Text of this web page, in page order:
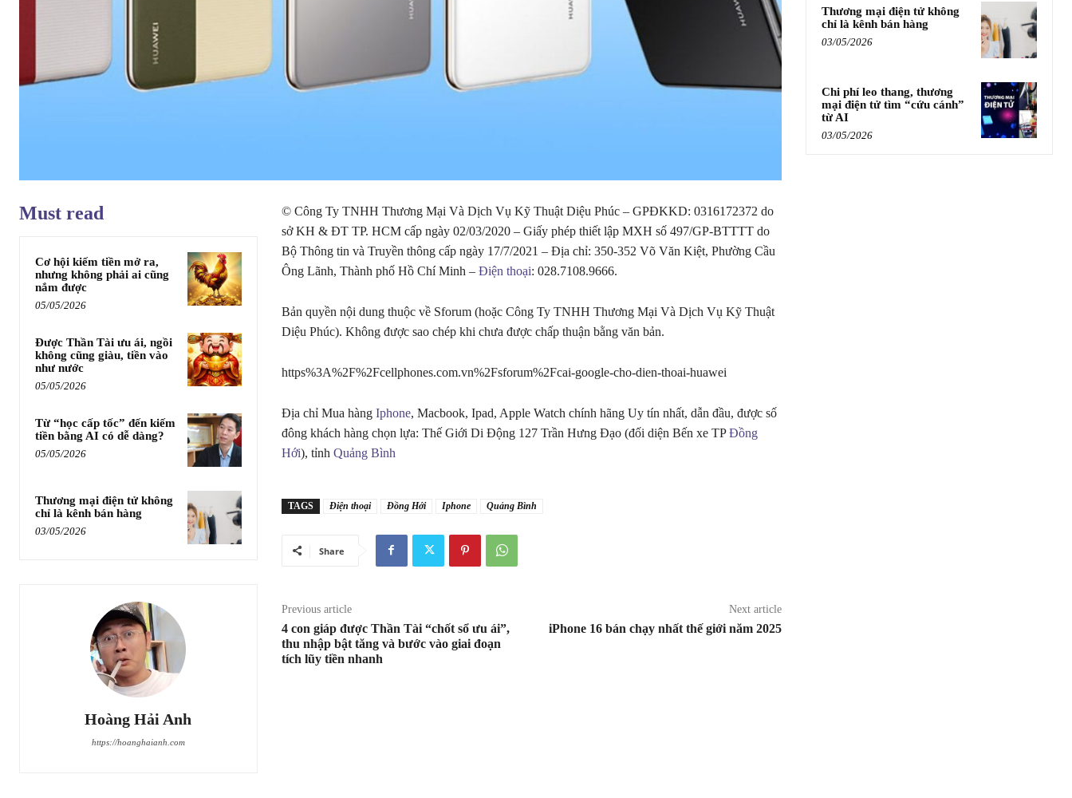
Must read
Cơ hội kiếm tiền mở ra,
nhưng không phải ai cũng
nắm được
05/05/2026
Được Thần Tài ưu ái, ngồi
không cũng giàu, tiền vào
như nước
05/05/2026
Từ “học cấp tốc” đến kiếm
tiền bằng AI có dễ dàng?
05/05/2026
Thương mại điện tử không
chỉ là kênh bán hàng
03/05/2026
Hoàng Hải Anh
https://hoanghaianh.com
© Công Ty TNHH Thương Mại Và Dịch Vụ Kỹ Thuật Diệu Phúc – GPĐKKD: 0316172372 do
sở KH & ĐT TP. HCM cấp ngày 02/03/2020 – Giấy phép thiết lập MXH số 497/GP-BTTTT do
Bộ Thông tin và Truyền thông cấp ngày 17/7/2021 – Địa chỉ: 350-352 Võ Văn Kiệt, Phường Cầu
Ông Lãnh, Thành phố Hồ Chí Minh – Điện thoại: 028.7108.9666.
Bản quyền nội dung thuộc về Sforum (hoặc Công Ty TNHH Thương Mại Và Dịch Vụ Kỹ Thuật
Diệu Phúc). Không được sao chép khi chưa được chấp thuận bằng văn bản.
https%3A%2F%2Fcellphones.com.vn%2Fsforum%2Fcai-google-cho-dien-thoai-huawei
Địa chỉ Mua hàng Iphone, Macbook, Ipad, Apple Watch chính hãng Uy tín nhất, dẫn đầu, được số
đông khách hàng chọn lựa: Thế Giới Di Động 127 Trần Hưng Đạo (đối diện Bến xe TPĐồng
Hới), tỉnh Quảng Bình
TAGS Điện thoại Đồng Hới Iphone Quảng Bình
Share
Previous article
4 con giáp được Thần Tài “chốt sổ ưu ái”,
thu nhập bật tăng và bước vào giai đoạn
tích lũy tiền nhanh
Next article
iPhone 16 bán chạy nhất thế giới năm 2025
Thương mại điện tử không
chỉ là kênh bán hàng
03/05/2026
Chi phí leo thang, thương
mại điện tử tìm “cứu cánh”
từ AI
03/05/2026